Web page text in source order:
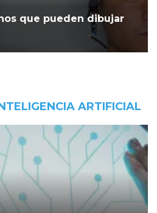
que pueden dibujar
ARTIFICIAL